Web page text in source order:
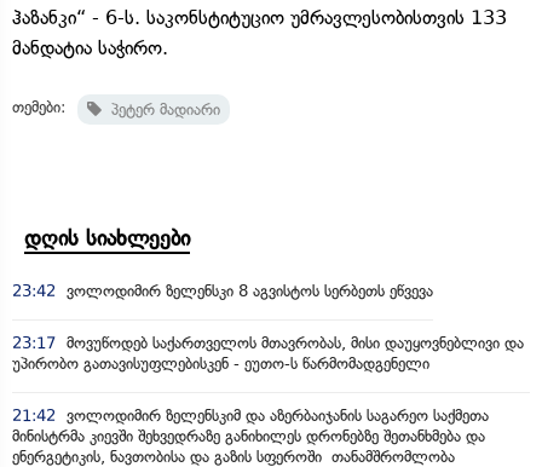
ჰაზანკი“ - 6-ს. საკონსტიტუციო უმრავლესობისთვის 133
მანდატია საჭირო.
თემები: პეტერ მადიარი
დღის სიახლეები
23:42 ვოლოდიმირ ზელენსკი 8 აგვისტოს სერბეთს ეწვევა
23:17 მოვუწოდებ საქართველოს მთავრობას, მისი დაუყოვნებლივი და
უპირობო გათავისუფლებისკენ - ეუთო-ს წარმომადგენელი
21:42
ვოლოდიმირ ზელენსკიმ და აზერბაიჯანის საგარეო საქმეთა
მინისტრმა კიევში შეხვედრაზე განიხილეს დრონებზე შეთანხმება და
ენერგეტიკის, ნავთობისა და გაზის სფეროში თანამშრომლობა